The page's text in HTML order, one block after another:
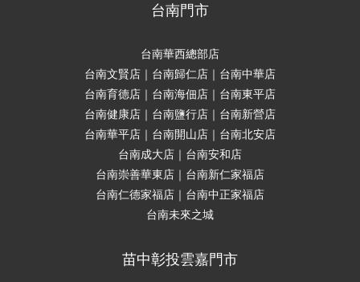
台南門市
台南華西總部店
台南文賢店｜台南歸仁店｜台南中華店
台南育德店｜台南海佃店｜台南東平店
台南健康店｜台南鹽行店｜台南新營店
台南華平店｜台南開山店｜台南北安店
台南成大店｜台南安和店
台南崇善華東店｜台南新仁家福店
台南仁德家福店｜台南中正家福店
台南未來之城
苗中彰投雲嘉門市